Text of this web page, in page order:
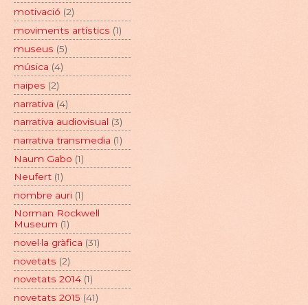
motivació (2)
moviments artístics (1)
museus (5)
música (4)
naipes (2)
narrativa (4)
narrativa audiovisual (3)
narrativa transmedia (1)
Naum Gabo (1)
Neufert (1)
nombre auri (1)
Norman Rockwell
Museum (1)
novel·la gràfica (31)
novetats (2)
novetats 2014 (1)
novetats 2015 (41)